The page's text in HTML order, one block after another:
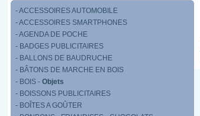
- ACCESSOIRES AUTOMOBILE
- ACCESSOIRES SMARTPHONES
- AGENDA DE POCHE
- BADGES PUBLICITAIRES
- BALLONS DE BAUDRUCHE
- BÂTONS DE MARCHE EN BOIS
- BOIS - Objets
- BOISSONS PUBLICITAIRES
- BOÎTES A GOÛTER